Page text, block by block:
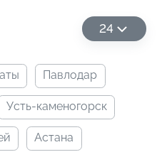
24
павлодар
усть-каменогорск
астана